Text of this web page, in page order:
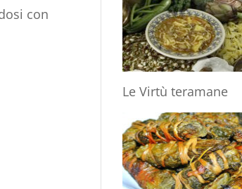
con
Le Virtù teramane